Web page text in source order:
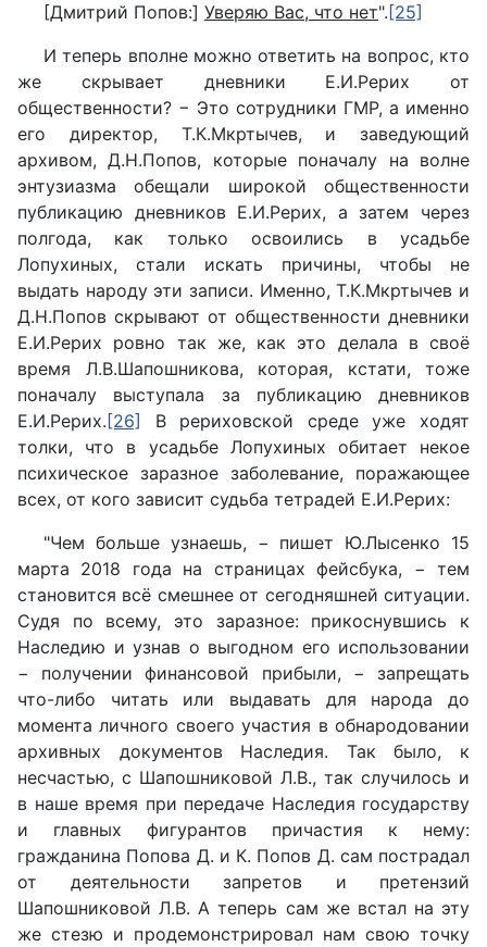
[Дмитрий Попов:] Уверяю Вас, что нет". [25]
И теперь вполне можно ответить на вопрос, кто
же скрывает дневники Е.И.Рерих от
общественности? − Это сотрудники ГМР, а именно
его директор, Т.К.Мкртычев, и заведующий
архивом, Д.Н.Попов, которые поначалу на волне
энтузиазма обещали широкой общественности
публикацию дневников Е.И.Рерих, а затем через
полгода, как только освоились в усадьбе
Лопухиных, стали искать причины, чтобы не
выдать народу эти записи. Именно, Т.К.Мкртычев и
Д.Н.Попов скрывают от общественности дневники
Е.И.Рерих ровно так же, как это делала в своё
время Л.В.Шапошникова, которая, кстати, тоже
поначалу выступала за публикацию дневников
Е.И.Рерих. [26]
В рериховской среде уже ходят
толки, что в усадьбе Лопухиных обитает некое
психическое заразное заболевание, поражающее
всех, от кого зависит судьба тетрадей Е.И.Рерих:
"Чем больше узнаешь, − пишет Ю.Лысенко 15
марта 2018 года на страницах фейсбука, − тем
становится всё смешнее от сегодняшней ситуации.
Судя по всему, это заразное: прикоснувшись к
Наследию и узнав о выгодном его использовании
− получении финансовой прибыли, − запрещать
что-либо читать или выдавать для народа до
момента личного своего участия в обнародовании
архивных документов Наследия. Так было, к
несчастью, с Шапошниковой Л.В., так случилось и
в наше время при передаче Наследия государству
и главных фигурантов причастия к нему:
гражданина Попова Д. и К. Попов Д. сам пострадал
от деятельности запретов и претензий
Шапошниковой Л.В. А теперь сам же встал на эту
же стезю и продемонстрировал нам свою точку